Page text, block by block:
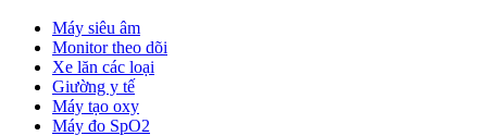
Máy siêu âm
Monitor theo dõi
Xe lăn các loại
Giường y tế
Máy tạo oxy
Máy đo SpO2